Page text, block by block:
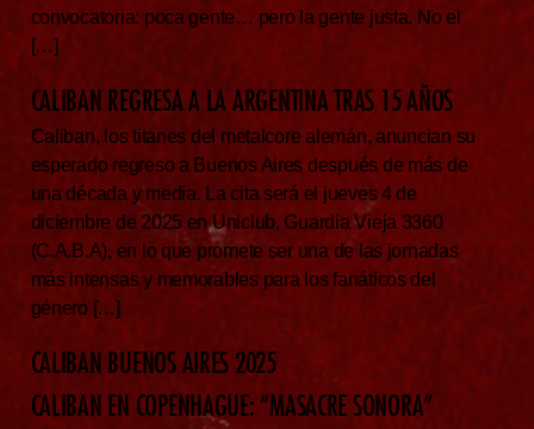
convocatoria: poca gente… pero la gente justa. No el
[…]
CALIBAN REGRESA A LA ARGENTINA TRAS 15 AÑOS
Caliban, los titanes del metalcore alemán, anuncian su
esperado regreso a Buenos Aires después de más de
una década y media. La cita será el jueves 4 de
diciembre de 2025 en Uniclub, Guardia Vieja 3360
(C.A.B.A), en lo que promete ser una de las jornadas
más intensas y memorables para los fanáticos del
género […]
CALIBAN BUENOS AIRES 2025
CALIBAN EN COPENHAGUE: “MASACRE SONORA”